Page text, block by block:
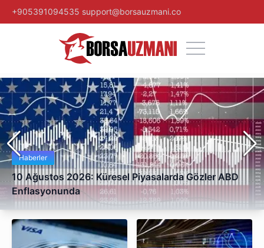
+905391094535 support@borsauzmani.co
Haberler
10 Ağustos 2026: Küresel Piyasalarda Gözler ABD
Enflasyonunda
Borsa uzmanı